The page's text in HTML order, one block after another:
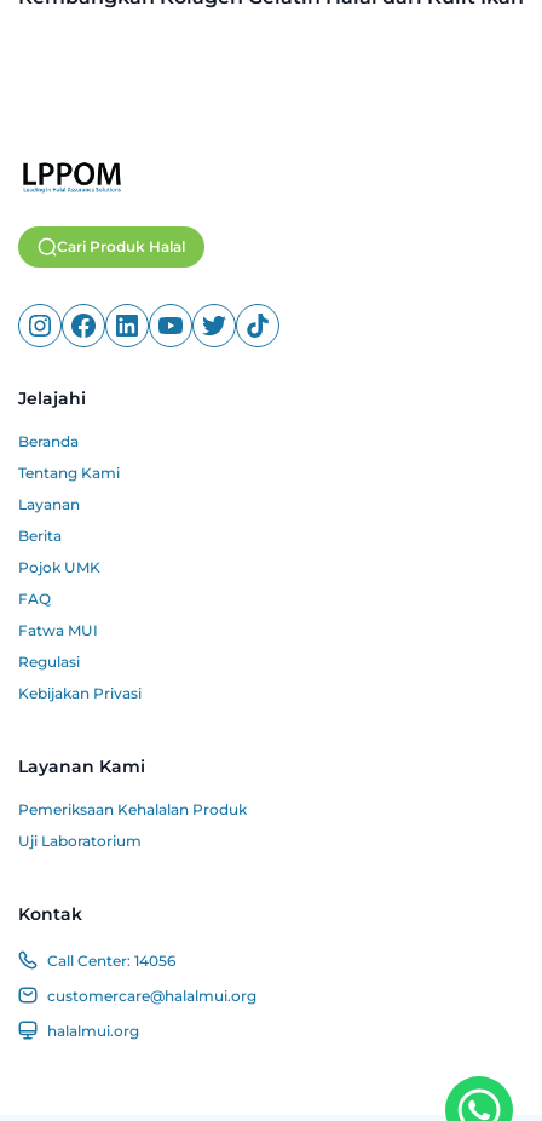
Cari Produk Halal
Jelajahi
Beranda
Tentang Kami
Layanan
Berita
Pojok UMK
FAQ
Fatwa MUI
Regulasi
Kebijakan Privasi
Layanan Kami
Pemeriksaan Kehalalan Produk
Uji Laboratorium
Kontak
Call Center: 14056
customercare@halalmui.org
halalmui.org